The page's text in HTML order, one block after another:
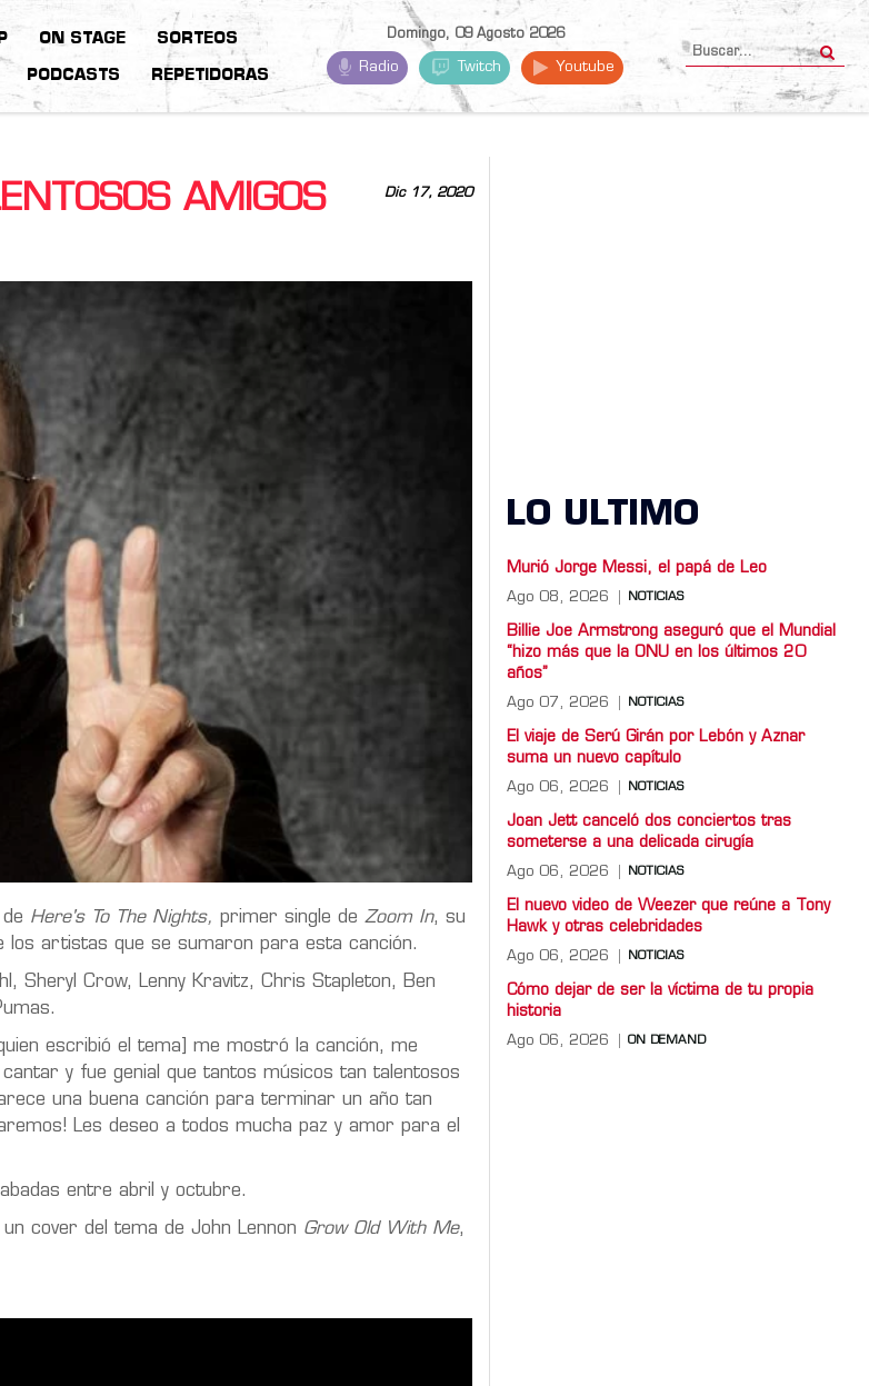
ON STAGE SORTEOS
PODCASTS REPETIDORAS
Domingo, 09 Agosto 2026
Radio Twitch Youtube
Dic 17, 2020
AMIGOS
Here's To The Nights, primer single de Zoom In, su
los artistas que se sumaron para esta canción.
Sheryl Crow, Lenny Kravitz, Chris Stapleton, Ben
escribió el tema] me mostró la canción, me
y fue genial que tantos músicos tan talentosos
una buena canción para terminar un año tan
Les deseo a todos mucha paz y amor para el
entre abril y octubre.
un cover del tema de John Lennon Grow Old With Me,
LO ULTIMO
Murió Jorge Messi, el papá de Leo
Ago 08, 2026 NOTICIAS
Billie Joe Armstrong aseguró que el Mundial
“hizo más que la ONU en los últimos 20
años”
Ago 07, 2026 NOTICIAS
El viaje de Serú Girán por Lebón y Aznar
suma un nuevo capítulo
Ago 06, 2026 NOTICIAS
Joan Jett canceló dos conciertos tras
someterse a una delicada cirugía
Ago 06, 2026 NOTICIAS
El nuevo video de Weezer que reúne a Tony
Hawk y otras celebridades
Ago 06, 2026 NOTICIAS
Cómo dejar de ser la víctima de tu propia
historia
Ago 06, 2026 ON DEMAND